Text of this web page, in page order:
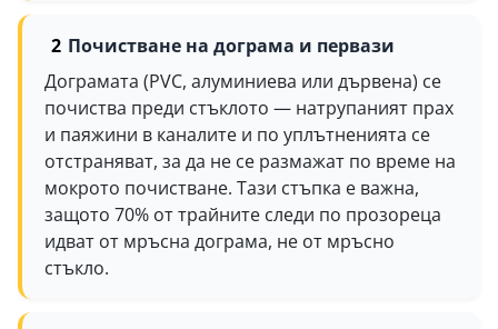
Почистване на дограма и первази
Дограмата (PVC, алуминиева или дървена) се
почиства преди стъклото — натрупаният прах
и паяжини в каналите и по уплътненията се
отстраняват, за да не се размажат по време на
мокрото почистване. Тази стъпка е важна,
защото 70% от трайните следи по прозореца
идват от мръсна дограма, не от мръсно
стъкло.